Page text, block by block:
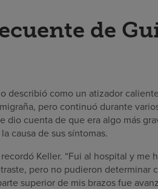
de
describió como un atizador
pero continuó durante
dio cuenta de que era algo más
causa de sus síntomas.
Keller. “Fui al hospital y me
pero no pudieron determinar
superior de mis brazos fue